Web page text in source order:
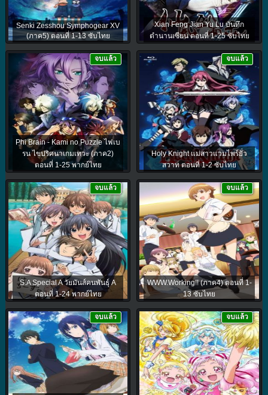
Senki Zesshou Symphogear XV
(ภาค5) ตอนที่ 1-13 ซับไทย
Xian Feng Jian Yu Lu บันทึก
ตำนานเซียน ตอนที่ 1-25 ซับไทย
Phi Brain - Kami no Puzzle ไฟเบ
รน ไขปริศนาเกมเทวะ (ภาค2)
ตอนที่ 1-25 พากย์ไทย
จบแล้ว
Holy Knight แม่สาวแวมไพร์ยั่ว
สวาท ตอนที่ 1-2 ซับไทย
จบแล้ว
S.A Special A วัยมันส์คนพันธุ์ A
ตอนที่ 1-24 พากย์ไทย
จบแล้ว
WWW.Working!! (ภาค4) ตอนที่ 1-
13 ซับไทย
จบแล้ว
จบแล้ว จบแล้ว